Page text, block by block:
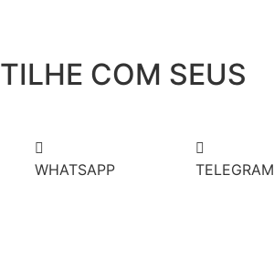
COM SEUS
WHATSAPP TELEGRAM